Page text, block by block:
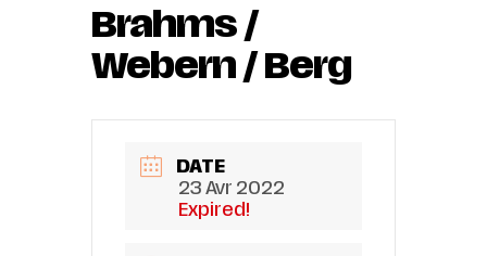
Brahms /
Webern / Berg
DATE
23 Avr 2022
Expired!